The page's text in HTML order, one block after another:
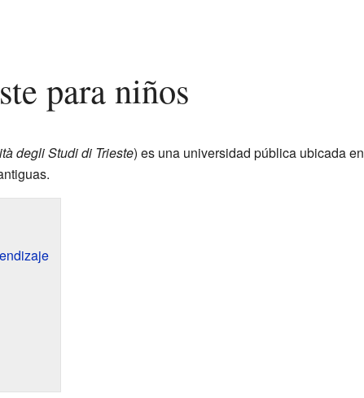
para niños
degli Studi di Trieste) es una universidad pública ubicada en